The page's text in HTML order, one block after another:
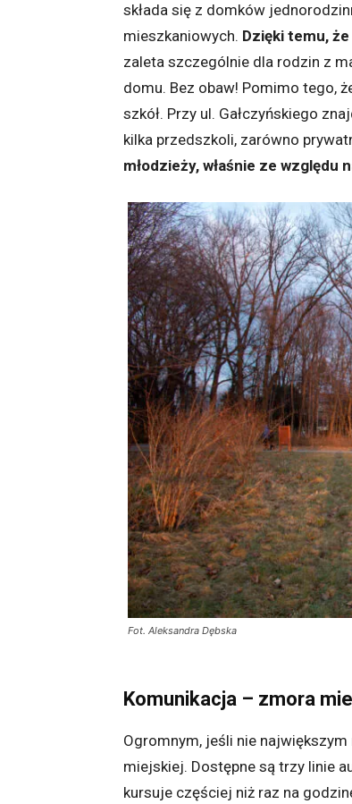
składa się z domków
mieszkaniowych. Dzięki temu,
zaleta szczególnie dla rodzin z
domu. Bez obaw! Pomimo tego,
szkół. Przy ul. Gałczyńskiego
kilka przedszkoli, zarówno
młodzieży, właśnie ze względu
Fot. Aleksandra Dębska
Komunikacja – zmora
Ogromnym, jeśli nie
miejskiej. Dostępne są trzy linie
kursuje częściej niż raz na